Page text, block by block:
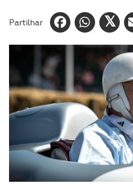
Partilhar